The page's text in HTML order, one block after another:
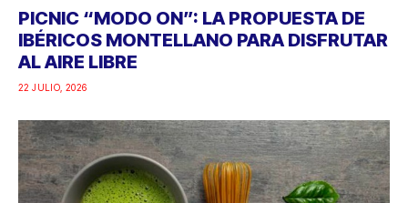
PICNIC “MODO ON”: LA PROPUESTA DE
IBÉRICOS MONTELLANO PARA DISFRUTAR
AL AIRE LIBRE
22 JULIO, 2026